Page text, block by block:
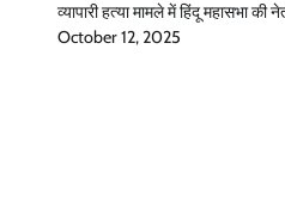
व्यापारी हत्या मामले में हिंदू महासभा की
October 12, 2025